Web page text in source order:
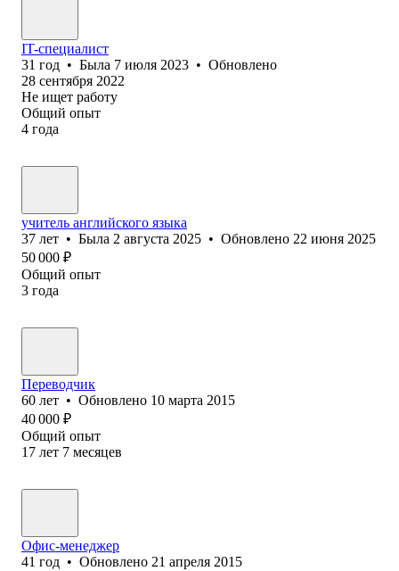
IT-специалист
31 год • Была 7 июля 2023 • Обновлено
28 сентября 2022
Не ищет работу
Общий опыт
4 года
учитель английского языка
37 лет • Была 2 августа 2025 • Обновлено 22 июня 2025
50 000 ₽
Общий опыт
3 года
Переводчик
60 лет • Обновлено 10 марта 2015
40 000 ₽
Общий опыт
17 лет 7 месяцев
Офис-менеджер
41 год • Обновлено 21 апреля 2015